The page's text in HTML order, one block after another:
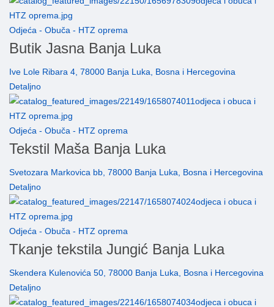
Odjeća - Obuča - HTZ oprema
Butik Jasna Banja Luka
Ive Lole Ribara 4, 78000 Banja Luka, Bosna i Hercegovina
Detaljno
Odjeća - Obuča - HTZ oprema
Tekstil Maša Banja Luka
Svetozara Markovica bb, 78000 Banja Luka, Bosna i Hercegovina
Detaljno
Odjeća - Obuča - HTZ oprema
Tkanje tekstila Jungić Banja Luka
Skendera Kulenovića 50, 78000 Banja Luka, Bosna i Hercegovina
Detaljno